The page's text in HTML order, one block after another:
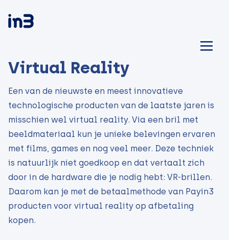
Virtual Reality
Een van de nieuwste en meest innovatieve
technologische producten van de laatste jaren is
misschien wel virtual reality. Via een bril met
beeldmateriaal kun je unieke belevingen ervaren
met films, games en nog veel meer. Deze techniek
is natuurlijk niet goedkoop en dat vertaalt zich
door in de hardware die je nodig hebt: VR-brillen.
Daarom kan je met de betaalmethode van Payin3
producten voor virtual reality op afbetaling
kopen.